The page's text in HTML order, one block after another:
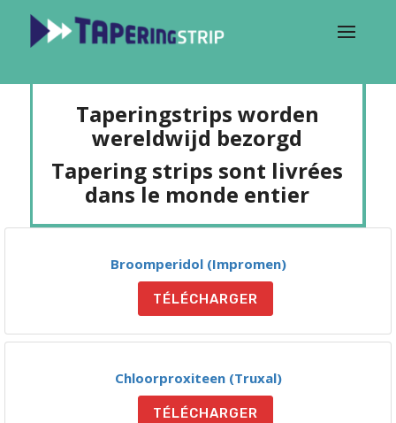
Taperingstrips worden
wereldwijd bezorgd
Tapering strips sont livrées
dans le monde entier
Broomperidol (Impromen)
TÉLÉCHARGER
Chloorproxiteen (Truxal)
TÉLÉCHARGER